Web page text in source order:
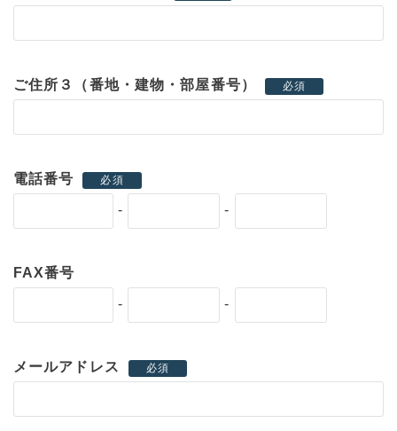
ご住所３（番地・建物・部屋番号） 必須
電話番号 必須
- -
FAX番号
- -
メールアドレス 必須